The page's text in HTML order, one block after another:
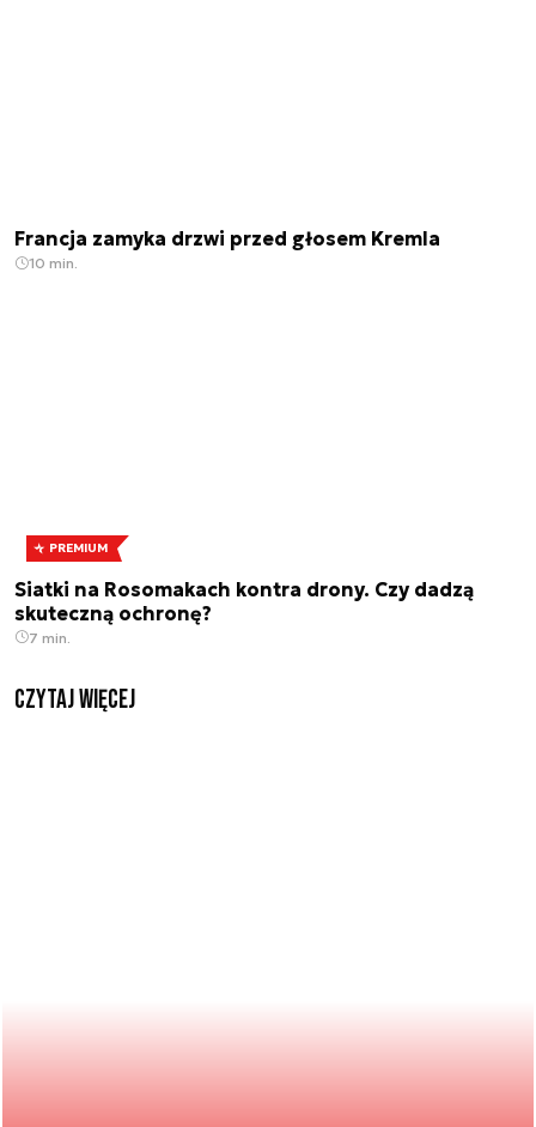
Francja zamyka drzwi przed głosem Kremla
10 min.
PREMIUM
Siatki na Rosomakach kontra drony. Czy dadzą
skuteczną ochronę?
7 min.
czytaj więcej